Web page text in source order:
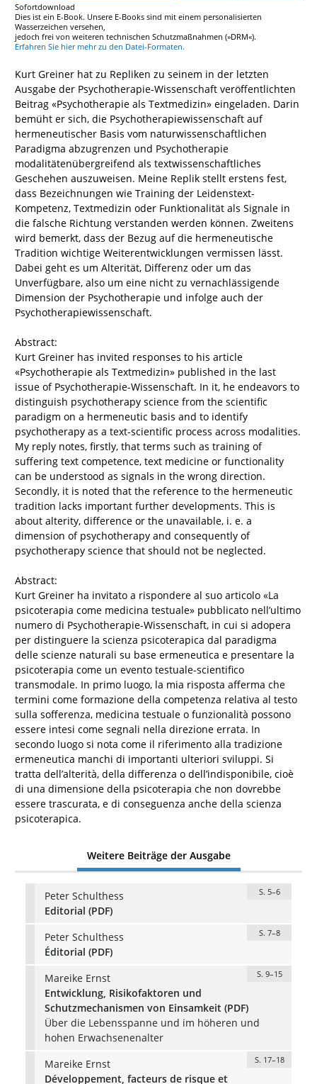
Sofortdownload
Dies ist ein E-Book. Unsere E-Books sind mit einem personalisierten
Wasserzeichen versehen,
jedoch frei von weiteren technischen Schutzmaßnahmen (»DRM«).
Erfahren Sie hier mehr zu den Datei-Formaten.
Kurt Greiner hat zu Repliken zu seinem in der letzten
Ausgabe der Psychotherapie-Wissenschaft veröffentlichten
Beitrag «Psychotherapie als Textmedizin» eingeladen. Darin
bemüht er sich, die Psychotherapiewissenschaft auf
hermeneutischer Basis vom naturwissenschaftlichen
Paradigma abzugrenzen und Psychotherapie
modalitätenübergreifend als textwissenschaftliches
Geschehen auszuweisen. Meine Replik stellt erstens fest,
dass Bezeichnungen wie Training der Leidenstext-
Kompetenz, Textmedizin oder Funktionalität als Signale in
die falsche Richtung verstanden werden können. Zweitens
wird bemerkt, dass der Bezug auf die hermeneutische
Tradition wichtige Weiterentwicklungen vermissen lässt.
Dabei geht es um Alterität, Differenz oder um das
Unverfügbare, also um eine nicht zu vernachlässigende
Dimension der Psychotherapie und infolge auch der
Psychotherapiewissenschaft.
Abstract:
Kurt Greiner has invited responses to his article
«Psychotherapie als Textmedizin» published in the last
issue of Psychotherapie-Wissenschaft. In it, he endeavors to
distinguish psychotherapy science from the scientific
paradigm on a hermeneutic basis and to identify
psychotherapy as a text-scientific process across modalities.
My reply notes, firstly, that terms such as training of
suffering text competence, text medicine or functionality
can be understood as signals in the wrong direction.
Secondly, it is noted that the reference to the hermeneutic
tradition lacks important further developments. This is
about alterity, difference or the unavailable, i. e. a
dimension of psychotherapy and consequently of
psychotherapy science that should not be neglected.
Abstract:
Kurt Greiner ha invitato a rispondere al suo articolo «La
psicoterapia come medicina testuale» pubblicato nell’ultimo
numero di Psychotherapie-Wissenschaft, in cui si adopera
per distinguere la scienza psicoterapica dal paradigma
delle scienze naturali su base ermeneutica e presentare la
psicoterapia come un evento testuale-scientifico
transmodale. In primo luogo, la mia risposta afferma che
termini come formazione della competenza relativa al testo
sulla sofferenza, medicina testuale o funzionalità possono
essere intesi come segnali nella direzione errata. In
secondo luogo si nota come il riferimento alla tradizione
ermeneutica manchi di importanti ulteriori sviluppi. Si
tratta dell’alterità, della differenza o dell’indisponibile, cioè
di una dimensione della psicoterapia che non dovrebbe
essere trascurata, e di conseguenza anche della scienza
psicoterapica.
Weitere Beiträge der Ausgabe
Peter Schulthess S. 5–6
Editorial (PDF)
Peter Schulthess
S. 7–8
Éditorial (PDF)
Mareike Ernst
S. 9–15
Entwicklung, Risikofaktoren und
Schutzmechanismen von Einsamkeit (PDF)
Über die Lebensspanne und im höheren und
hohen Erwachsenenalter
Mareike Ernst
S. 17–18
Développement, facteurs de risque et